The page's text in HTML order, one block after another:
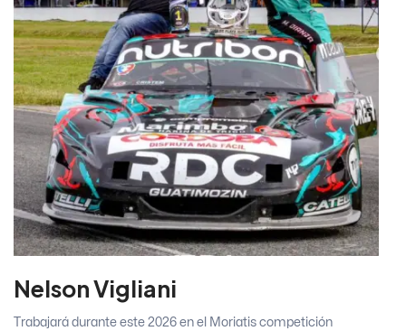
Nelson Vigliani
Trabajará durante este 2026 en el Moriatis competición